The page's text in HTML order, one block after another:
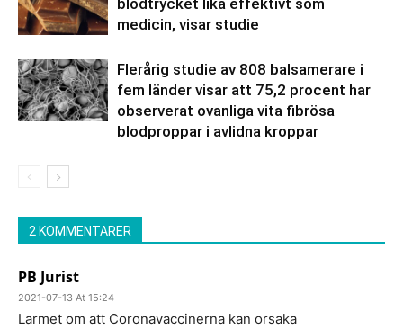
blodtrycket lika effektivt som
medicin, visar studie
Flerårig studie av 808 balsamerare i
fem länder visar att 75,2 procent har
observerat ovanliga vita fibrösa
blodproppar i avlidna kroppar
2 KOMMENTARER
PB Jurist
2021-07-13 At 15:24
Larmet om att Coronavaccinerna kan orsaka